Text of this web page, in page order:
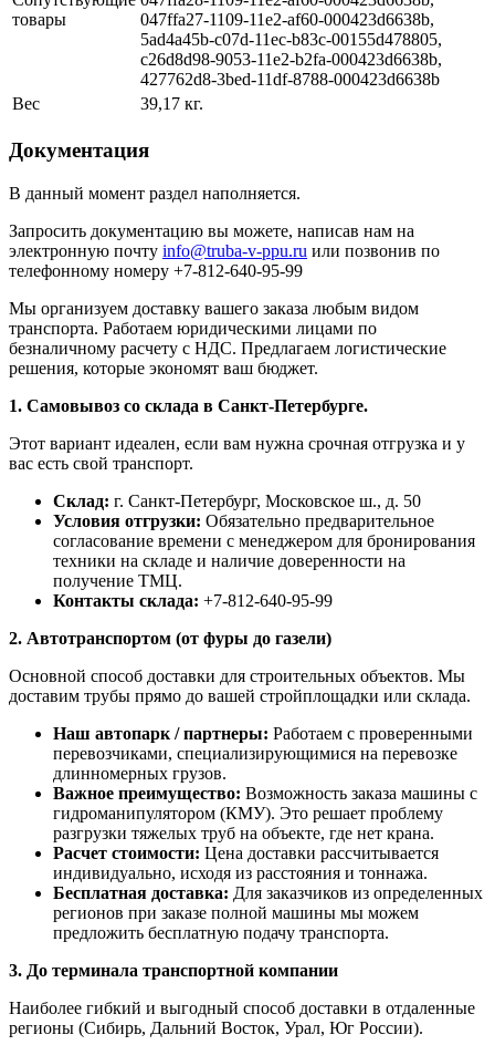
товары
047ffa27-1109-11e2-af60-000423d6638b,
5ad4a45b-c07d-11ec-b83c-00155d478805,
c26d8d98-9053-11e2-b2fa-000423d6638b,
427762d8-3bed-11df-8788-000423d6638b
Вес
39,17 кг.
Документация
В данный момент раздел наполняется.
Запросить документацию вы можете, написав нам на
электронную почту info@truba-v-ppu.ru или позвонив по
телефонному номеру +7-812-640-95-99
Мы организуем доставку вашего заказа любым видом
транспорта. Работаем юридическими лицами по
безналичному расчету с НДС. Предлагаем логистические
решения, которые экономят ваш бюджет.
1. Самовывоз со склада в Санкт-Петербурге.
Этот вариант идеален, если вам нужна срочная отгрузка и у
вас есть свой транспорт.
Склад: г. Санкт-Петербург, Московское ш., д. 50
Условия отгрузки: Обязательно предварительное
согласование времени с менеджером для бронирования
техники на складе и наличие доверенности на
получение ТМЦ.
Контакты склада: +7-812-640-95-99
2. Автотранспортом (от фуры до газели)
Основной способ доставки для строительных объектов. Мы
доставим трубы прямо до вашей стройплощадки или склада.
Наш автопарк / партнеры: Работаем с проверенными
перевозчиками, специализирующимися на перевозке
длинномерных грузов.
Важное преимущество: Возможность заказа машины с
гидроманипулятором (КМУ). Это решает проблему
разгрузки тяжелых труб на объекте, где нет крана.
Расчет стоимости: Цена доставки рассчитывается
индивидуально, исходя из расстояния и тоннажа.
Бесплатная доставка: Для заказчиков из определенных
регионов при заказе полной машины мы можем
предложить бесплатную подачу транспорта.
3. До терминала транспортной компании
Наиболее гибкий и выгодный способ доставки в отдаленные
регионы (Сибирь, Дальний Восток, Урал, Юг России).